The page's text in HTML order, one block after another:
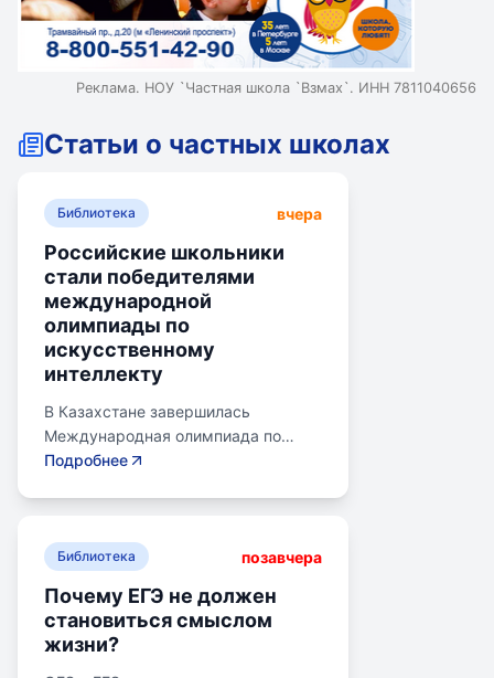
Реклама. НОУ `Частная школа `Взмах`. ИНН 7811040656
Статьи о частных школах
Библиотека вчера
Российские школьники
стали победителями
международной
олимпиады по
искусственному
интеллекту
В Казахстане завершилась
Международная олимпиада по
искусственному интеллекту.
бронзовую медаль. Олимпиада
стран, заняв второе место по числу
участников. Награды получили
Артем Горохов, Михаил Вершинин,
Подробнее
Библиотека позавчера
Почему ЕГЭ не должен
становиться смыслом
жизни?